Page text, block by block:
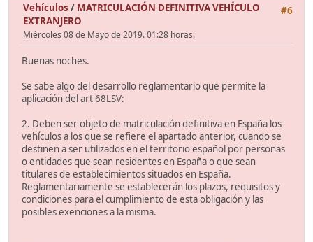
#6
Vehículos / MATRICULACIÓN DEFINITIVA VEHÍCULO
EXTRANJERO
Miércoles 08 de Mayo de 2019. 01:28 horas.
Buenas noches.
Se sabe algo del desarrollo reglamentario que permite la
aplicación del art 68LSV:
2. Deben ser objeto de matriculación definitiva en España los
vehículos a los que se refiere el apartado anterior, cuando se
destinen a ser utilizados en el territorio español por personas
o entidades que sean residentes en España o que sean
titulares de establecimientos situados en España.
Reglamentariamente se establecerán los plazos, requisitos y
condiciones para el cumplimiento de esta obligación y las
posibles exenciones a la misma.